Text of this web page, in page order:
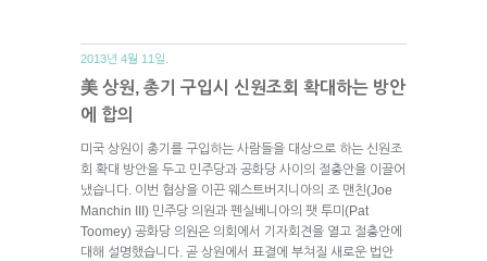
2013년 4월 11일.
美 상원, 총기 구입시 신원조회 확대하는 방안
에 합의
미국 상원이 총기를 구입하는 사람들을 대상으로 하는 신원조
회 확대 방안을 두고 민주당과 공화당 사이의 절충안을 이끌어
냈습니다. 이번 협상을 이끈 웨스트버지니아의 조 맨친(Joe
Manchin III) 민주당 의원과 펜실베니아의 팻 투미(Pat
Toomey) 공화당 의원은 의회에서 기자회견을 열고 절충안에
대해 설명했습니다. 곧 상원에서 표결에 부쳐질 새로운 법안